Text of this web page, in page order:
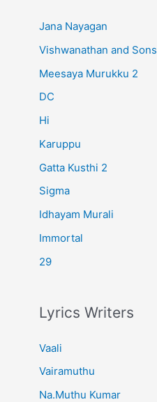
h
f
o
r
:
Jana Nayagan
Vishwanathan and Sons
Meesaya Murukku 2
DC
Hi
Karuppu
Gatta Kusthi 2
Sigma
Idhayam Murali
Immortal
29
Lyrics Writers
Vaali
Vairamuthu
Na.Muthu Kumar